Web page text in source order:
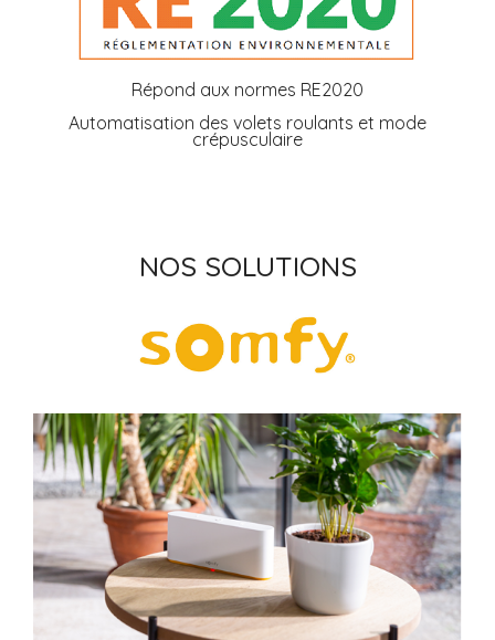
Répond aux normes RE2020
Automatisation des volets roulants et mode
crépusculaire
NOS SOLUTIONS